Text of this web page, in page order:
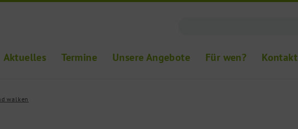
Aktuelles Termine Unsere Angebote Für wen? Kontakt
walken